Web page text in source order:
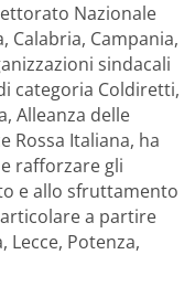
Nazionale
Calabria, Campania,
sindacali
categoria Coldiretti,
Alleanza delle
Rossa Italiana, ha
rafforzare gli
e allo sfruttamento
a partire
Lecce, Potenza,